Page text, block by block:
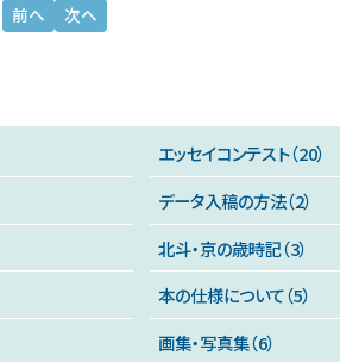
前へ 次へ
エッセイコンテスト（20）
データ入稿の方法（2）
北斗・京の歳時記（3）
本の仕様について（5）
画集・写真集（6）